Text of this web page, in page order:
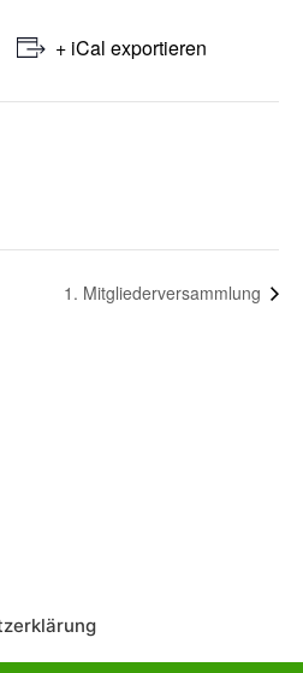
+ iCal exportieren
1. Mitgliederversammlung